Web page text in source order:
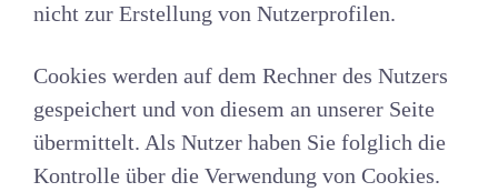
nicht zur Erstellung von Nutzerprofilen.
Cookies werden auf dem Rechner des Nutzers
gespeichert und von diesem an unserer Seite
übermittelt. Als Nutzer haben Sie folglich die
Kontrolle über die Verwendung von Cookies.